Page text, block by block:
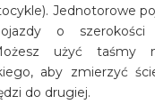
Jednotorowe
o
użyć taśmy
aby zmierzyć
do drugiej.